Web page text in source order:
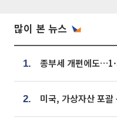
많이 본 뉴스
1.
2.